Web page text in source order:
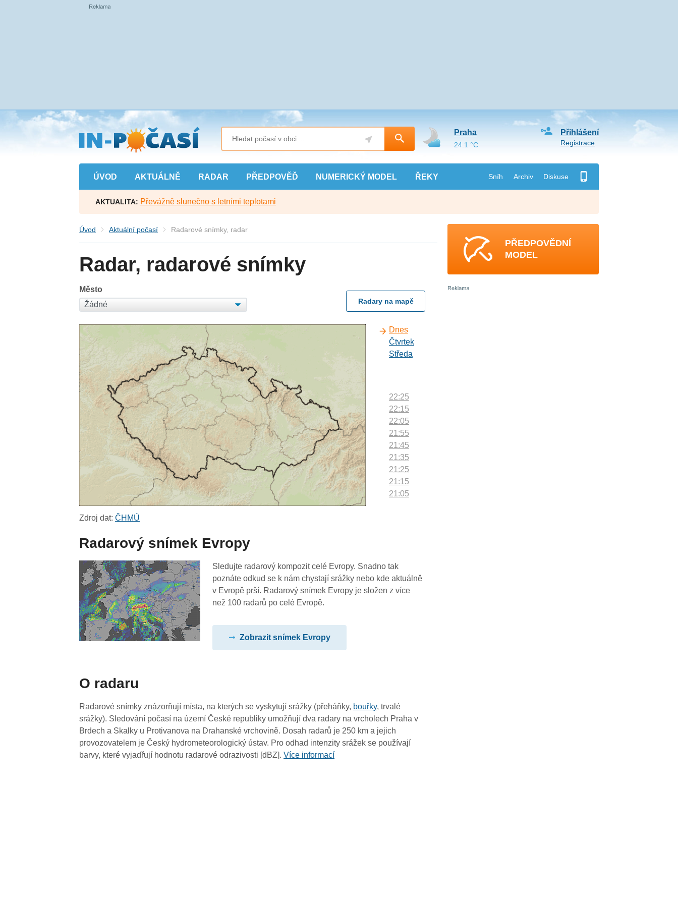
Přejít
na
hlavní
obsah
ÚVOD AKTUÁLNĚ RADAR PŘEDPOVĚĎ NUMERICKÝ MODEL ŘEKY Sníh Archiv Diskuse
Přihlášení
Registrace
Praha
24.1 °C
AKTUALITA: Převážně slunečno s letními teplotami
Úvod Aktuální počasí Radarové snímky, radar
Radar, radarové snímky
Město
Radary na mapě
Dnes
Čtvrtek
Středa
22:25
22:15
22:05
21:55
21:45
21:35
21:25
21:15
21:05
20:05
19:55
19:45
18:05
17:55
17:45
17:35
Zdroj dat:ČHMÚ
Radarový snímek Evropy
Sledujte radarový kompozit celé Evropy. Snadno tak
poznáte odkud se k nám chystají srážky nebo kde aktuálně
v Evropě prší. Radarový snímek Evropy je složen z více
než 100 radarů po celé Evropě.
Zobrazit snímek Evropy
O radaru
Radarové snímky znázorňují místa, na kterých se vyskytují srážky (přeháňky, bouřky, trvalé
srážky). Sledování počasí na území České republiky umožňují dva radary na vrcholech Praha v
Brdech a Skalky u Protivanova na Drahanské vrchovině. Dosah radarů je 250 km a jejich
provozovatelem je Český hydrometeorologický ústav. Pro odhad intenzity srážek se používají
barvy, které vyjadřují hodnotu radarové odrazivosti [dBZ].Více informací
PŘEDPOVĚDNÍ
MODEL